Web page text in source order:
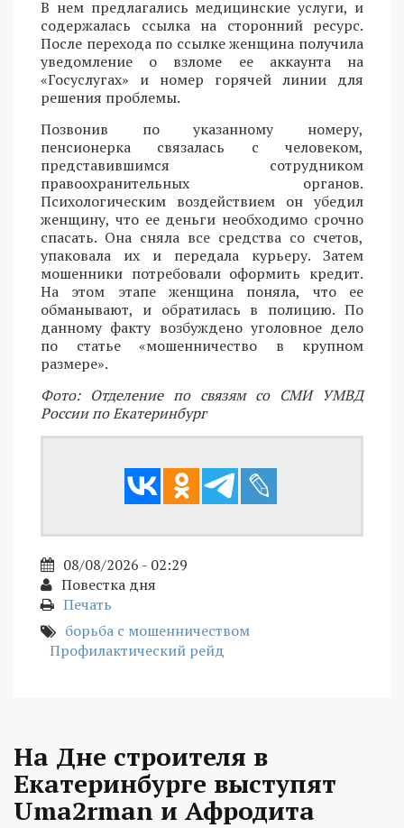
В нем предлагались медицинские услуги, и
содержалась ссылка на сторонний ресурс.
После перехода по ссылке женщина получила
уведомление о взломе ее аккаунта на
«Госуслугах» и номер горячей линии для
решения проблемы.
Позвонив по указанному номеру,
пенсионерка связалась с человеком,
представившимся сотрудником
правоохранительных органов.
Психологическим воздействием он убедил
женщину, что ее деньги необходимо срочно
спасать. Она сняла все средства со счетов,
упаковала их и передала курьеру. Затем
мошенники потребовали оформить кредит.
На этом этапе женщина поняла, что ее
обманывают, и обратилась в полицию. По
данному факту возбуждено уголовное дело
по статье «мошенничество в крупном
размере».
Фото: Отделение по связям со СМИ УМВД
России по Екатеринбург
08/08/2026 - 02:29
Повестка дня
Печать
борьба с мошенничеством
Профилактический рейд
На Дне строителя в
Екатеринбурге выступят
Uma2rman и Афродита